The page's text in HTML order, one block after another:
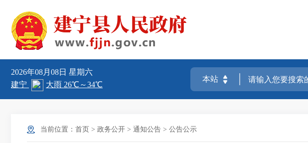
2026年08月08日 星期六
当前位置： 首页 > 政务公开 > 通知公告 > 公告公示